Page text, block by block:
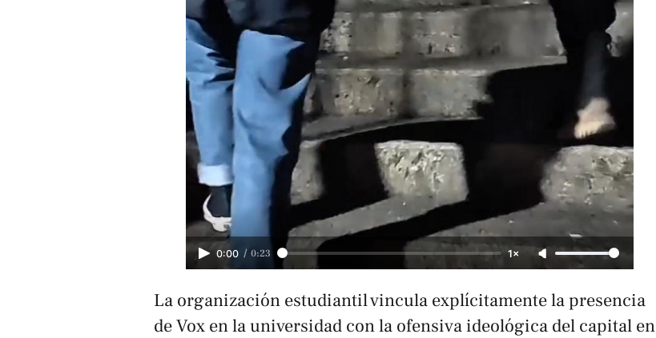
0:00 / 0:23 1×
La organización estudiantil vincula explícitamente la presencia
de Vox en la universidad con la ofensiva ideológica del capital en